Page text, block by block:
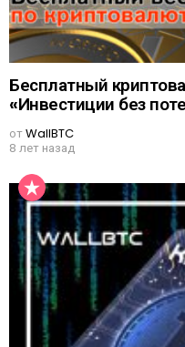
Бесплатный
«Инвестиции без
отWallBTC
8 лет назад